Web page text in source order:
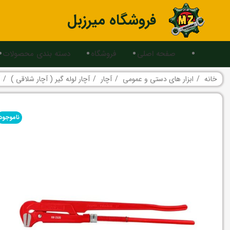
فروشگاه میرزبل
صفحه اصلی فروشگاه دسته بندی محصولات
خانه ابزار های دستی و عمومی آچار آچار لوله گیر ( آچار شلاقی )